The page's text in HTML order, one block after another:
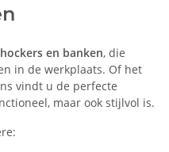
hockers en banken, die
in de werkplaats. Of het
vindt u de perfecte
maar ook stijlvol is.